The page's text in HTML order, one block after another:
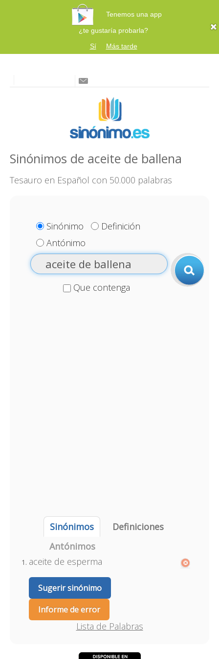
Tenemos una app
¿te gustaría probarla?
Sí
Más tarde
Sinónimos de aceite de ballena
Tesauro en Español con 50.000 palabras
Sinónimo
Definición
Antónimo
Que contenga
Sinónimos
Definiciones
Antónimos
aceite de esperma
Sugerir sinónimo
Informe de error
Lista de Palabras